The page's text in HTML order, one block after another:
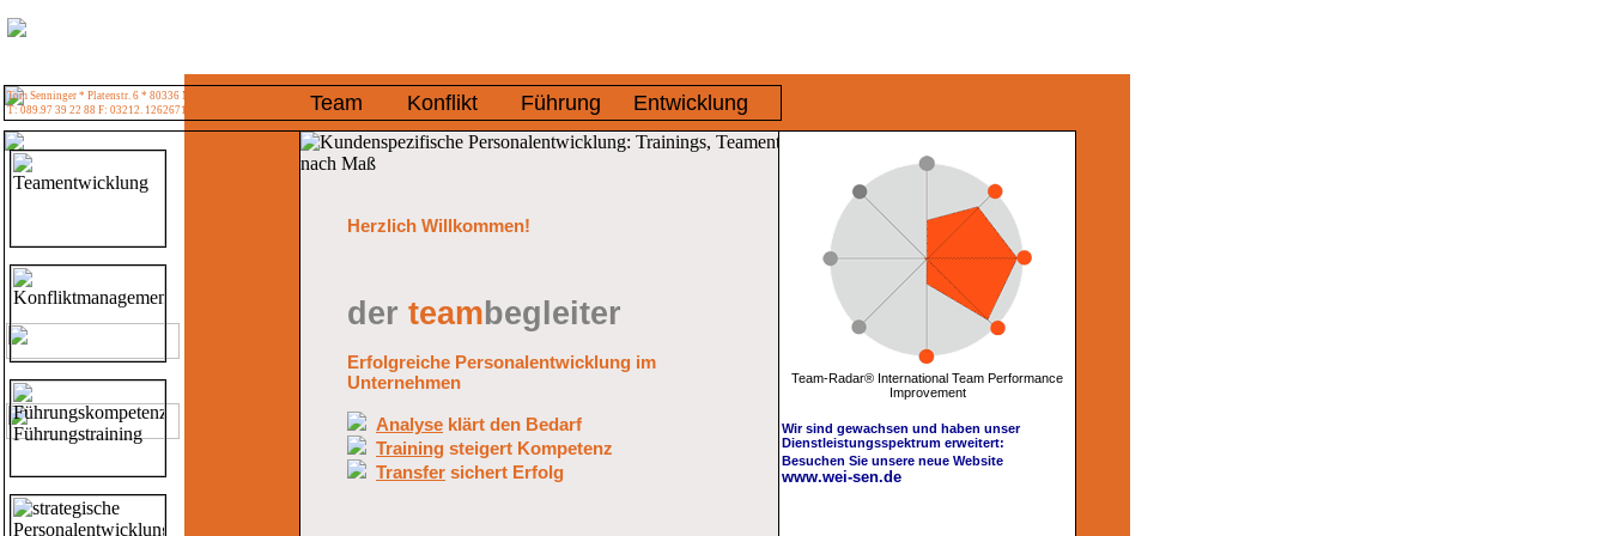
Tom Senninger * Platenstr. 6 * 80336 München
T: 089.97 39 22 88 F: 03212. 1262671
Team Konflikt Führung Entwicklung
Herzlich Willkommen!
der team begleiter
Erfolgreiche Personalentwicklung im
Unternehmen
Analyse klärt den Bedarf
Training steigert Kompetenz
Transfer sichert Erfolg
Team-Radar® International Team Performance
Improvement
Wir sind gewachsen und haben unser
Dienstleistungsspektrum erweitert:
Besuchen Sie unsere neue Website
www.wei-sen.de